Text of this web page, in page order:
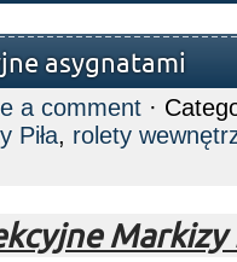
asygnatami
a comment ·
Piła, rolety
Markizy